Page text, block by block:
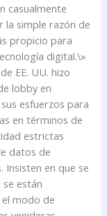
casualmente
la simple razón de
propicio para
digital.\»
EE. UU. hizo
lobby en
esfuerzos para
en términos de
estrictas
datos de
Insisten en que se
están
modo de